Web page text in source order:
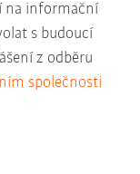
na informační
s budoucí
z odběru
společnosti